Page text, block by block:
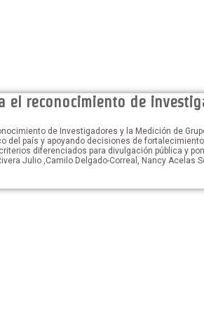
el reconocimiento de
de Investigadores y la Medición de
país y apoyando decisiones de
diferenciados para divulgación pública y
Julio ,Camilo Delgado-Correal, Nancy Acelas